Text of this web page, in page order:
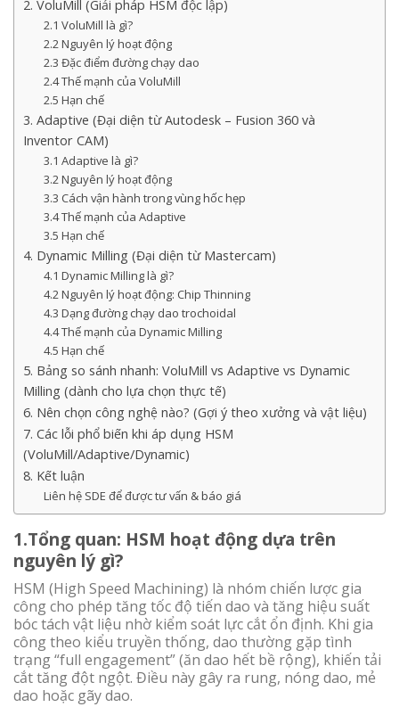
2. VoluMill (Giải pháp HSM độc lập)
2.1 VoluMill là gì?
2.2 Nguyên lý hoạt động
2.3 Đặc điểm đường chạy dao
2.4 Thế mạnh của VoluMill
2.5 Hạn chế
3. Adaptive (Đại diện từ Autodesk – Fusion 360 và
Inventor CAM)
3.1 Adaptive là gì?
3.2 Nguyên lý hoạt động
3.3 Cách vận hành trong vùng hốc hẹp
3.4 Thế mạnh của Adaptive
3.5 Hạn chế
4. Dynamic Milling (Đại diện từ Mastercam)
4.1 Dynamic Milling là gì?
4.2 Nguyên lý hoạt động: Chip Thinning
4.3 Dạng đường chạy dao trochoidal
4.4 Thế mạnh của Dynamic Milling
4.5 Hạn chế
5. Bảng so sánh nhanh: VoluMill vs Adaptive vs Dynamic
Milling (dành cho lựa chọn thực tế)
6. Nên chọn công nghệ nào? (Gợi ý theo xưởng và vật liệu)
7. Các lỗi phổ biến khi áp dụng HSM
(VoluMill/Adaptive/Dynamic)
8. Kết luận
Liên hệ SDE để được tư vấn & báo giá
1.Tổng quan: HSM hoạt động dựa trên
nguyên lý gì?
HSM (High Speed Machining) là nhóm chiến lược gia
công cho phép tăng tốc độ tiến dao và tăng hiệu suất
bóc tách vật liệu nhờ kiểm soát lực cắt ổn định. Khi gia
công theo kiểu truyền thống, dao thường gặp tình
trạng “full engagement” (ăn dao hết bề rộng), khiến tải
cắt tăng đột ngột. Điều này gây ra rung, nóng dao, mẻ
dao hoặc gãy dao.